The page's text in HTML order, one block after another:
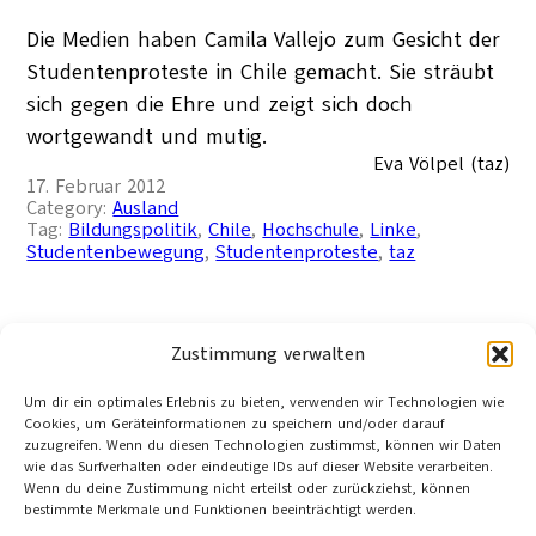
Zustimmung verwalten
Um dir ein optimales Erlebnis zu bieten, verwenden wir Technologien wie
Cookies, um Geräteinformationen zu speichern und/oder darauf
zuzugreifen. Wenn du diesen Technologien zustimmst, können wir Daten
wie das Surfverhalten oder eindeutige IDs auf dieser Website verarbeiten.
Wenn du deine Zustimmung nicht erteilst oder zurückziehst, können
bestimmte Merkmale und Funktionen beeinträchtigt werden.
Die Medien haben Camila Vallejo zum Gesicht der
Studentenproteste in Chile gemacht. Sie sträubt
sich gegen die Ehre und zeigt sich doch
wortgewandt und mutig.
Eva Völpel (taz)
17. Februar 2012
Category:Ausland
Tag: Bildungspolitik, Chile, Hochschule, Linke
Studentenbewegung, Studentenproteste, taz
Experimente mit der Freiheit
Tage der Landkommune: Gleich zwei Filme über
die wilden Siebziger kommen jetzt in die Kinos.
Cristina Nord (taz)
4. August 2011